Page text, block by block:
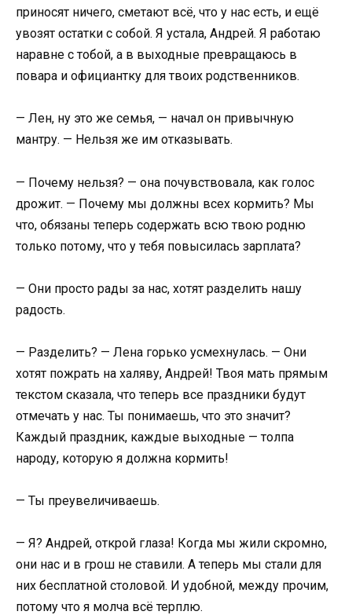
приносят ничего, сметают всё, что у нас есть, и ещё
увозят остатки с собой. Я устала, Андрей. Я работаю
наравне с тобой, а в выходные превращаюсь в
повара и официантку для твоих родственников.
— Лен, ну это же семья, — начал он привычную
мантру. — Нельзя же им отказывать.
— Почему нельзя? — она почувствовала, как голос
дрожит. — Почему мы должны всех кормить? Мы
что, обязаны теперь содержать всю твою родню
только потому, что у тебя повысилась зарплата?
— Они просто рады за нас, хотят разделить нашу
радость.
— Разделить? — Лена горько усмехнулась. — Они
хотят пожрать на халяву, Андрей! Твоя мать прямым
текстом сказала, что теперь все праздники будут
отмечать у нас. Ты понимаешь, что это значит?
Каждый праздник, каждые выходные — толпа
народу, которую я должна кормить!
— Ты преувеличиваешь.
— Я? Андрей, открой глаза! Когда мы жили скромно,
они нас и в грош не ставили. А теперь мы стали для
них бесплатной столовой. И удобной, между прочим,
потому что я молча всё терплю.